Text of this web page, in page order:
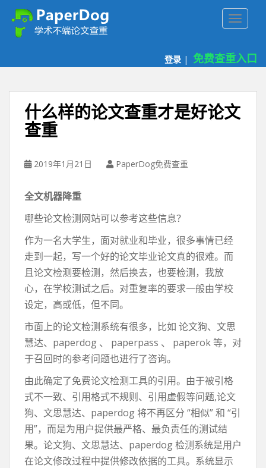
登录 | 免费查重入口
什么样的论文查重才是好论文
查重
2019年1月21日 PaperDog免费查重
全文机器降重
哪些论文检测网站可以参考这些信息？
作为一名大学生，面对就业和毕业，很多事情已经
走到一起，写一个好的论文毕业论文真的很难。而
且论文检测要检测，然后换去，也要检测，我放
心，在学校测试之后。对重复率的要求一般由学校
设定，高或低，但不同。
市面上的论文检测系统有很多，比如 论文狗、文思
慧达、paperdog 、 paperpass 、 paperok 等，对
于召回时的参考问题也进行了咨询。
由此确定了免费论文检测工具的引用。由于被引格
式不一致、引用格式不规则、引用虚假等问题,论文
狗、文思慧达、paperdog 将不再区分 “相似” 和 “引
用”，而是为用户提供最严格、最负责任的测试结
果。论文狗、文思慧达、paperdog 检测系统是用户
在论文修改过程中提供修改依据的工具。系统显示